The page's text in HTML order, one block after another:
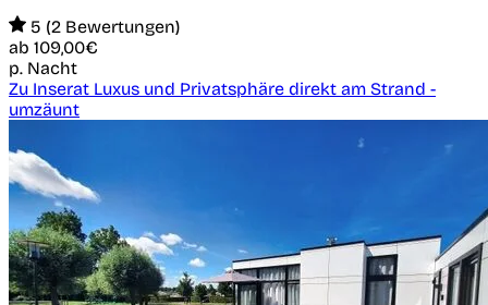
5 (2 Bewertungen)
ab 109,00€
p. Nacht
Zu Inserat Luxus und Privatsphäre direkt am Strand -
umzäunt